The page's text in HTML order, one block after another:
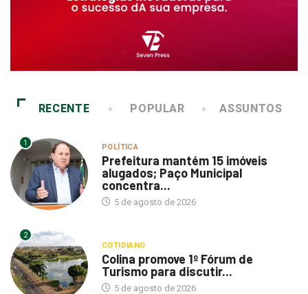
RECENTE POPULAR ASSUNTOS
1 POLÍTICA
Prefeitura mantém 15 imóveis
alugados; Paço Municipal
concentra...
5 de agosto de 2026
2
COTIDIANO
Colina promove 1º Fórum de
Turismo para discutir...
5 de agosto de 2026